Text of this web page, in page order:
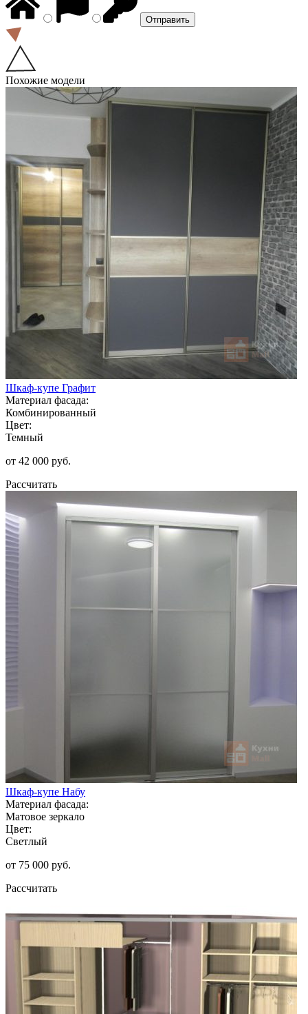
Похожие модели
Шкаф-купе Графит
Материал фасада:
Комбинированный
Цвет:
Темный
от 42 000 руб.
Рассчитать
Шкаф-купе Набу
Материал фасада:
Матовое зеркало
Цвет:
Светлый
от 75 000 руб.
Рассчитать